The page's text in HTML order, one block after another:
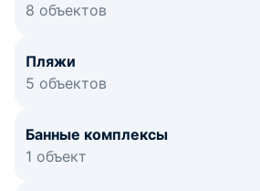
8 объектов
Пляжи
5 объектов
Банные комплексы
1 объект